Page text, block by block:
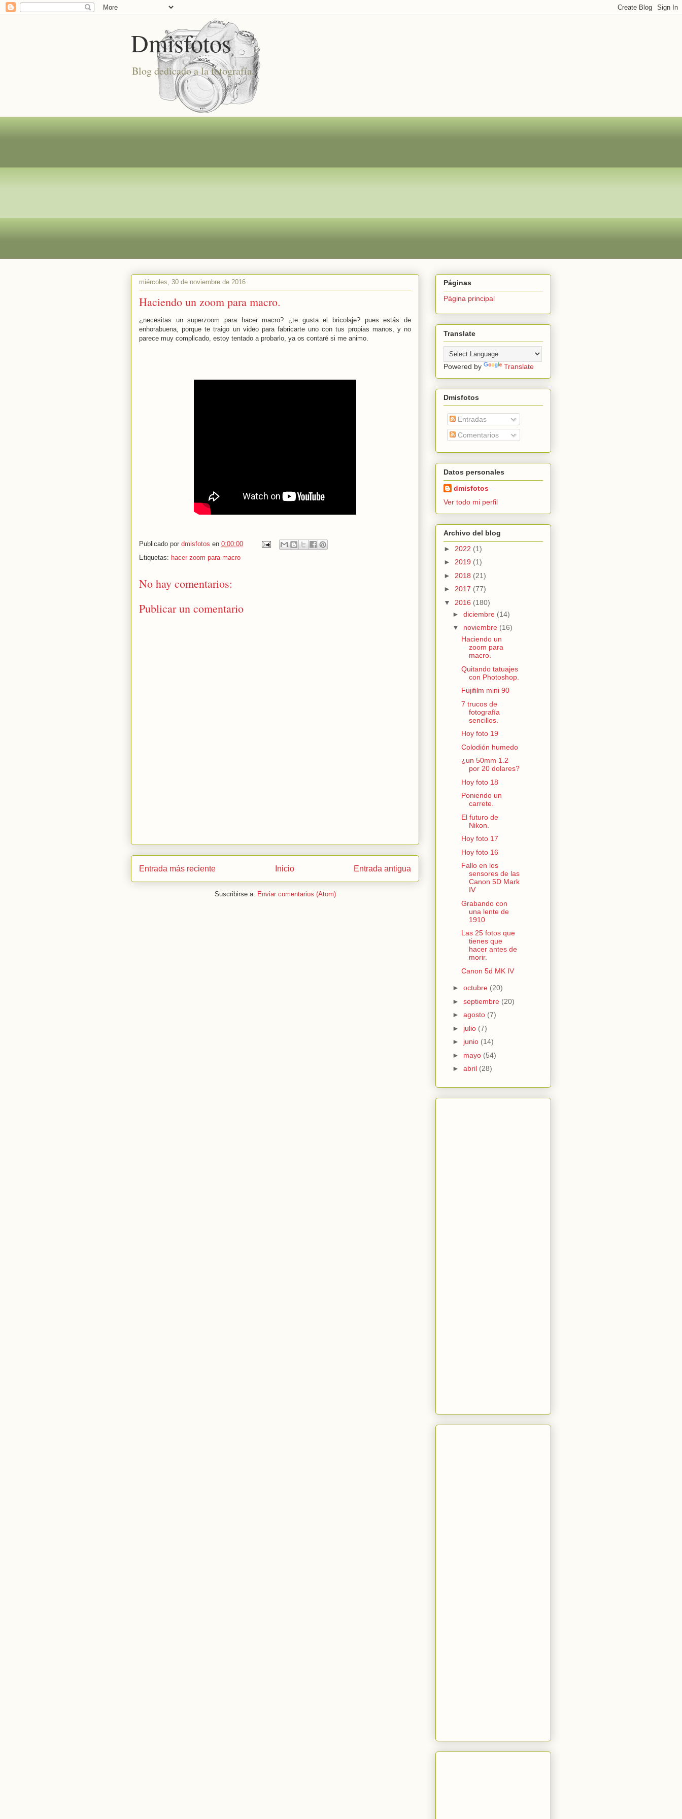
Dmisfotos
Blog dedicado a la fotografía.
miércoles, 30 de noviembre de 2016
Haciendo un zoom para macro.
¿necesitas un superzoom para hacer macro? ¿te gusta el bricolaje? pues estás de
enhorabuena, porque te traigo un video para fabricarte uno con tus propias manos, y no
parece muy complicado, estoy tentado a probarlo, ya os contaré si me animo.
Publicado por dmisfotos en 0:00:00
Etiquetas: hacer zoom para macro
No hay comentarios:
Publicar un comentario
Entrada más reciente Entrada antigua
Inicio
Suscribirse a: Enviar comentarios (Atom)
Páginas
Página principal
Translate
Powered by Translate
Dmisfotos
Entradas
Comentarios
Datos personales
dmisfotos
Ver todo mi perfil
Archivo del blog
► 2022 (1)
► 2019 (1)
► 2018 (21)
► 2017 (77)
▼ 2016 (180)
► diciembre (14)
▼ noviembre (16)
Haciendo un
zoom para
macro.
Quitando tatuajes
con Photoshop.
Fujifilm mini 90
7 trucos de
fotografía
sencillos.
Hoy foto 19
Colodión humedo
¿un 50mm 1.2
por 20 dolares?
Hoy foto 18
Poniendo un
carrete.
El futuro de
Nikon.
Hoy foto 17
Hoy foto 16
Fallo en los
sensores de las
Canon 5D Mark
IV
Grabando con
una lente de
1910
Las 25 fotos que
tienes que
hacer antes de
morir.
Canon 5d MK IV
► octubre (20)
► septiembre (20)
► agosto (7)
► julio (7)
► junio (14)
► mayo (54)
► abril (28)